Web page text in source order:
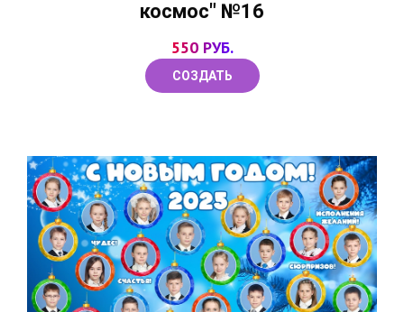
космос" №16
550 РУБ.
СОЗДАТЬ